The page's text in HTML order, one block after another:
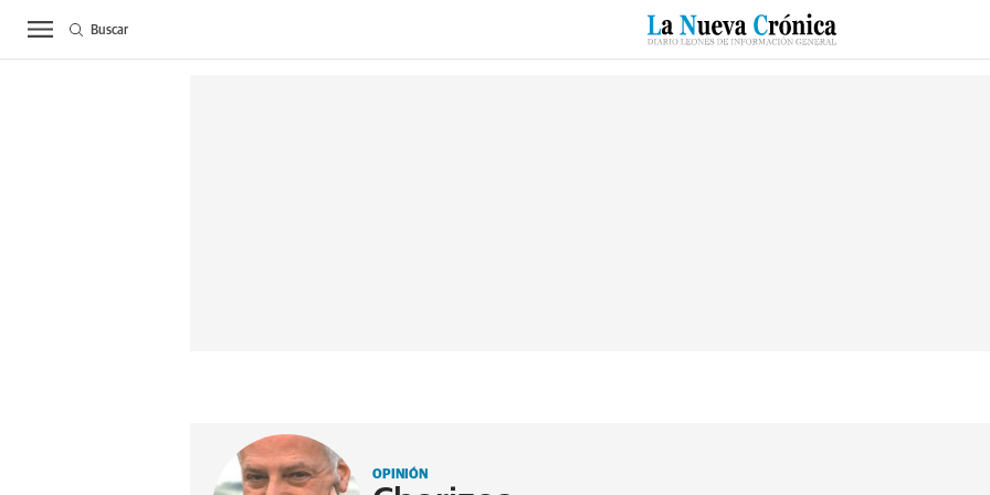
ACTUALIDAD BIERZO SUCESOS CULTURAS ESPECIALES DEPORTES
Buscar
OPINIÓN